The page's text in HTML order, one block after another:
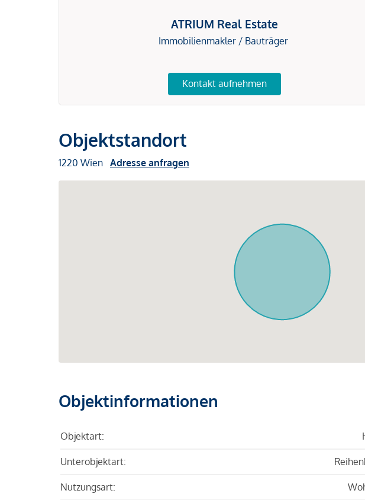
ATRIUM Real Estate
Immobilienmakler / Bauträger
Kontakt aufnehmen
Objektstandort
1220 Wien Adresse anfragen
Objektinformationen
Objektart:
Unterobjektart:
Nutzungsart: